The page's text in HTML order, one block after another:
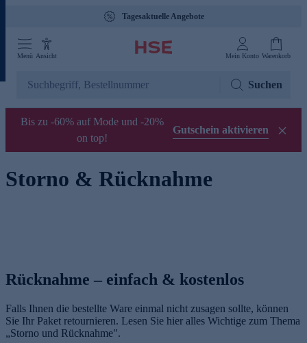
Tagesaktuelle Angebote
Menü Ansicht Mein Konto Warenkorb
Suchen
Bis zu -60% auf Mode und -20%
on top!
Gutschein aktivieren
Storno & Rücknahme
Rücknahme – einfach & kostenlos
Falls Ihnen die bestellte Ware einmal nicht zusagen sollte, können
Sie Ihr Paket retournieren. Lesen Sie hier alles Wichtige zum Thema
„Storno und Rücknahme".